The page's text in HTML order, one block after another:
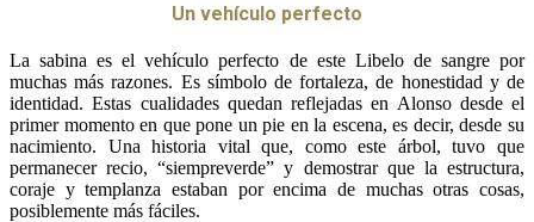
Un vehículo perfecto
La sabina es el vehículo perfecto de este Libelo de sangre por
muchas más razones. Es símbolo de fortaleza, de honestidad y de
identidad. Estas cualidades quedan reflejadas en Alonso desde el
primer momento en que pone un pie en la escena, es decir, desde su
nacimiento. Una historia vital que, como este árbol, tuvo que
permanecer recio, “siempreverde” y demostrar que la estructura,
coraje y templanza estaban por encima de muchas otras cosas,
posiblemente más fáciles.